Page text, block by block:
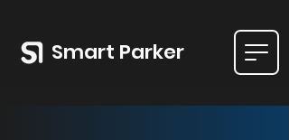
Smart Parker